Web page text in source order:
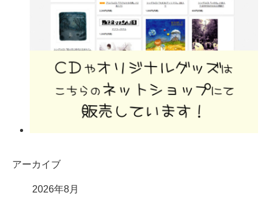
アーカイブ
2026年8月